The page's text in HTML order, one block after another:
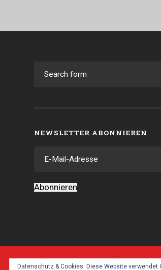
NEWSLETTER ABONNIEREN
Mail-
Abonnieren
Datenschutz & Cookies: Diese Website